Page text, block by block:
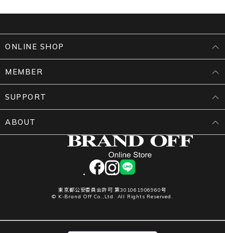
facebookinstagram
LINE
東京都公安委員会許可 第301061906960号
© K-Brand Off Co.,Ltd. All Rights Reserved.
ONLINE SHOP
MEMBER
SUPPORT
ABOUT